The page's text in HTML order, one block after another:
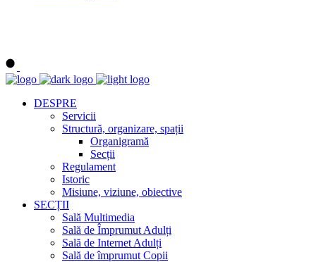
DESPRE
Servicii
Structură, organizare, spații
Organigramă
Secții
Regulament
Istoric
Misiune, viziune, obiective
SECȚII
Sală Multimedia
Sală de Împrumut Adulți
Sală de Internet Adulți
Sală de împrumut Copii